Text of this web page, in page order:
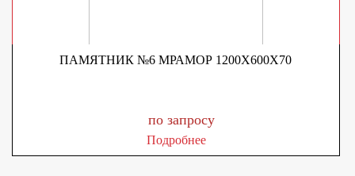
ПАМЯТНИК №6 МРАМОР 1200Х600Х70
по запросу
Подробнее